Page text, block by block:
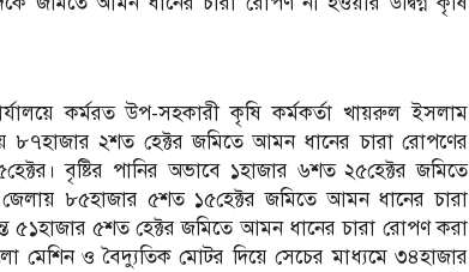
কর্মরত উপ-সহকারী কৃষি কর্মকর্তা খায়রুল ইসলাম
২শত হেক্টর জমিতে আমন ধানের চারা রোপণের
বৃষ্টির পানির অভাবে ১হাজার ৬শত ২৫হেক্টর জমিতে
৮৫হাজার ৫শত ১৫হেক্টর জমিতে আমন ধানের চারা
৫১হাজার ৫শত হেক্টর জমিতে আমন ধানের চারা রোপণ করা
মেশিন ও বৈদ্যুতিক মোটর দিয়ে সেচের মাধ্যমে ৩৪হাজার